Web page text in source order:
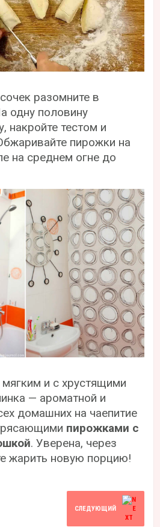
разомните в
одну половину
накройте тестом и
пирожки на
на среднем огне до
мягким и с хрустящими
— ароматной и
домашних на чаепитие
пирожками с
. Уверена, через
жарить новую порцию!
СЛЕДУЮЩИЙ